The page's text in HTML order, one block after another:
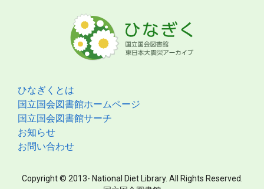
ひなぎくとは
国立国会図書館ホームページ
国立国会図書館サーチ
お知らせ
お問い合わせ
Copyright © 2013- National Diet Library. All Rights Reserved.